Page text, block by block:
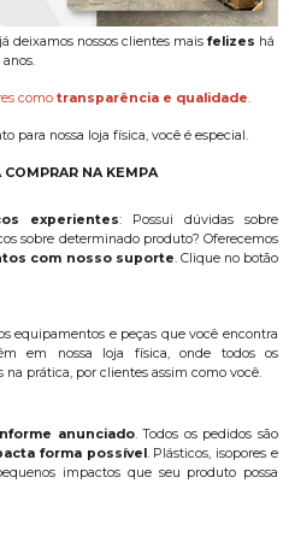
deixamos nossos clientes mais felizes há
anos.
comotransparência e qualidade.
para nossa loja física, você é especial.
NA KEMPA
experientes: Possui dúvidas sobre
sobre determinado produto? Oferecemos
com nosso suporte. Clique no botão
equipamentos e peças que você encontra
em nossa loja física, onde todos os
na prática, por clientes assim como você.
anunciado. Todos os pedidos são
forma possível. Plásticos, isopores e
impactos que seu produto possa